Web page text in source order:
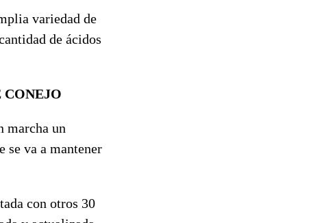
variedad de
de ácidos
CONEJO
marcha un
se va a mantener
con otros 30